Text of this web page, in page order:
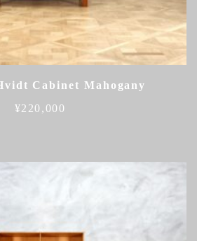
Cabinet Mahogany
¥220,000